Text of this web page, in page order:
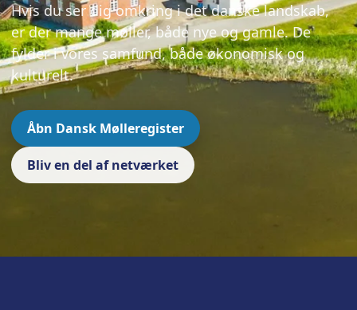
Hvis du ser dig omkring i det danske landskab,
er der mange møller, både nye og gamle. De
fylder i vores samfund, både økonomisk og
kulturelt.
Åbn Dansk Mølleregister
Bliv en del af netværket